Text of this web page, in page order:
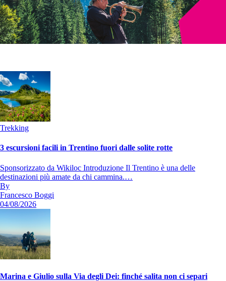
Trekking
3 escursioni facili in Trentino fuori dalle solite rotte
Sponsorizzato da Wikiloc Introduzione Il Trentino è una delle
destinazioni più amate da chi cammina.…
By
Francesco Boggi
04/08/2026
Marina e Giulio sulla Via degli Dei: finché salita non ci separi